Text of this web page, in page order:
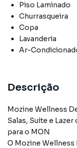
Piso Laminado
Churrasqueira
Copa
Lavanderia
Ar-
Descrição
Mozine Wellness
Salas, Suíte e
para o MON
O Mozine